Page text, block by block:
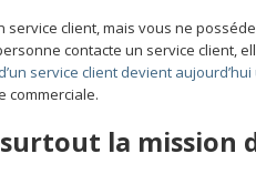
service client, mais vous ne
contacte un service client,
service client devient
commerciale.
la mission